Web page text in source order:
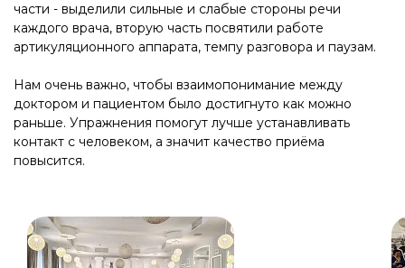
части - выделили сильные и слабые стороны речи
каждого врача, вторую часть посвятили работе
артикуляционного аппарата, темпу разговора и паузам.
Нам очень важно, чтобы взаимопонимание между
доктором и пациентом было достигнуто как можно
раньше. Упражнения помогут лучше устанавливать
контакт с человеком, а значит качество приёма
повысится.